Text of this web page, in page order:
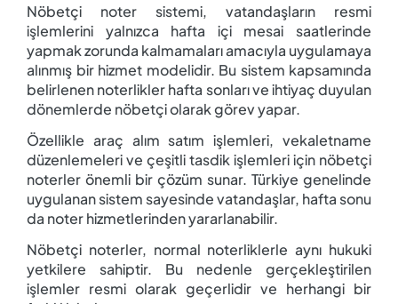
Nöbetçi noter sistemi, vatandaşların resmi
işlemlerini yalnızca hafta içi mesai saatlerinde
yapmak zorunda kalmamaları amacıyla uygulamaya
alınmış bir hizmet modelidir. Bu sistem kapsamında
belirlenen noterlikler hafta sonları ve ihtiyaç duyulan
dönemlerde nöbetçi olarak görev yapar.
Özellikle araç alım satım işlemleri, vekaletname
düzenlemeleri ve çeşitli tasdik işlemleri için nöbetçi
noterler önemli bir çözüm sunar. Türkiye genelinde
uygulanan sistem sayesinde vatandaşlar, hafta sonu
da noter hizmetlerinden yararlanabilir.
Nöbetçi noterler, normal noterliklerle aynı hukuki
yetkilere sahiptir. Bu nedenle gerçekleştirilen
işlemler resmi olarak geçerlidir ve herhangi bir